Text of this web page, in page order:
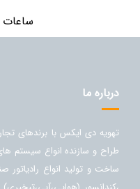
ساعات
درباره ما
طراح و سازنده انواع سیستم
ساخت و تولید انواع رادیاتور